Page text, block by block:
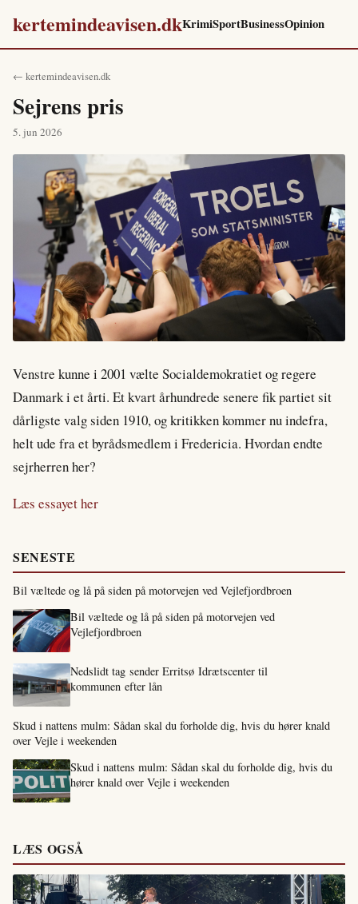
kertemindeavisen.dkKrimiSportBusinessOpinion
← kertemindeavisen.dk
Sejrens pris
5. jun 2026
Venstre kunne i 2001 vælte Socialdemokratiet og regere
Danmark i et årti. Et kvart århundrede senere fik partiet sit
dårligste valg siden 1910, og kritikken kommer nu indefra,
helt ude fra et byrådsmedlem i Fredericia. Hvordan endte
sejrherren her?
Læs essayet her
SENESTE
Bil væltede og lå på siden på motorvejen ved Vejlefjordbroen
Bil væltede og lå på siden på motorvejen ved
Vejlefjordbroen
Nedslidt tag sender Erritsø Idrætscenter til
kommunen efter lån
Skud i nattens mulm: Sådan skal du forholde dig, hvis du hører knald
over Vejle i weekenden
Skud i nattens mulm: Sådan skal du forholde dig, hvis du
hører knald over Vejle i weekenden
LÆS OGSÅ